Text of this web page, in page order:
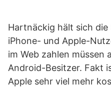
Hartnäckig hält sich die
iPhone- und Apple-
im Web zahlen müssen
Android-Besitzer. Fakt
Apple sehr viel mehr